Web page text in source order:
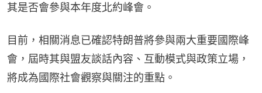
其是否會參與本年度北約峰會。
目前，相關消息已確認特朗普將參與兩大重要國際峰
會，屆時其與盟友談話內容、互動模式與政策立場，
將成為國際社會觀察與關注的重點。